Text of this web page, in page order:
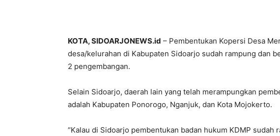
KOTA, SIDOARJONEWS.id – Pembentukan Kopersi Desa
desa/kelurahan di Kabupaten Sidoarjo sudah rampung dan
2 pengembangan.
Selain Sidoarjo, daerah lain yang telah merampungkan
adalah Kabupaten Ponorogo, Nganjuk, dan Kota Mojokerto.
“Kalau di Sidoarjo pembentukan badan hukum KDMP sudah